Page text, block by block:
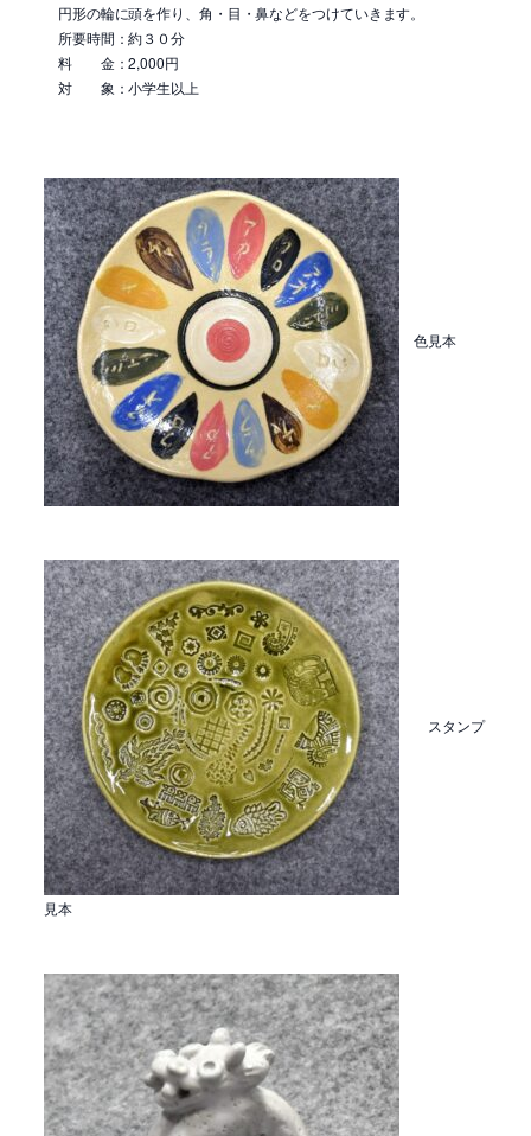
円形の輪に頭を作り、角・目・鼻などをつけていきます。
所要時間：約３０分
料 金：2,000円
対 象：小学生以上
色見本
スタンプ
見本